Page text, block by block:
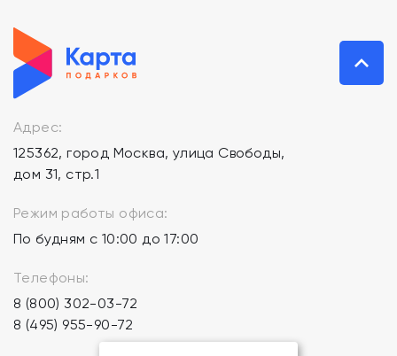
Адрес:
125362, город Москва, улица Свободы,
дом 31, стр.1
Режим работы офиса:
По будням с 10:00 до 17:00
Телефоны:
8 (800) 302-03-72
8 (495) 955-90-72